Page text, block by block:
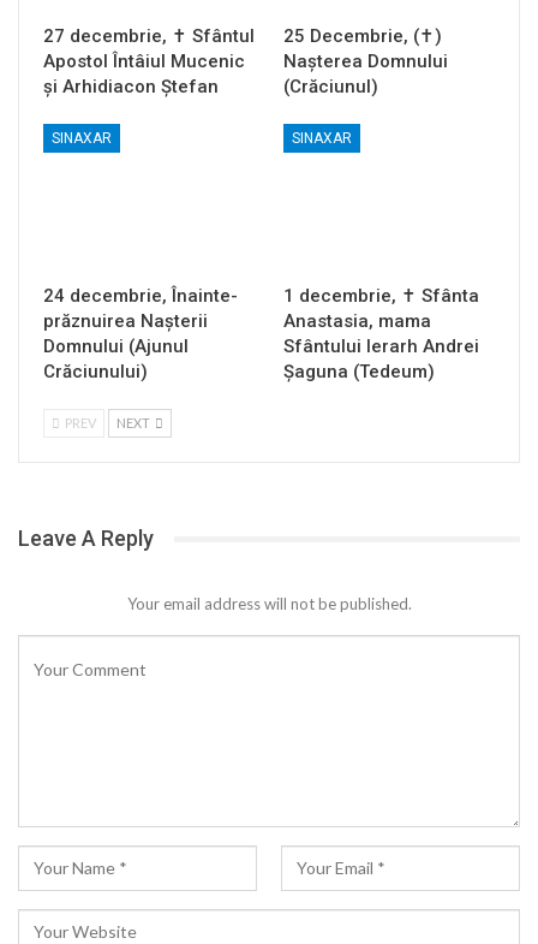
27 decembrie, ✝ Sfântul
Apostol Întâiul Mucenic
și Arhidiacon Ștefan
25 Decembrie, (✝)
Nașterea Domnului
(Crăciunul)
SINAXAR
24 decembrie, Înainte-
prăznuirea Naşterii
Domnului (Ajunul
Crăciunului)
SINAXAR
1 decembrie, ✝ Sfânta
Anastasia, mama
Sfântului Ierarh Andrei
Șaguna (Tedeum)
PREV NEXT
Leave A Reply
Your email address will not be published.